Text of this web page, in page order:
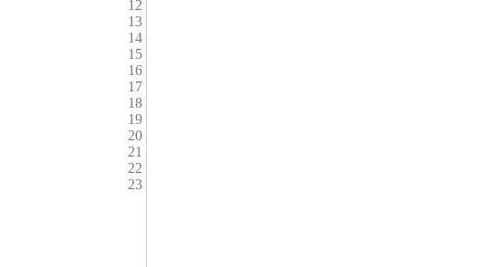
12
13
14
15
16
17
18
19
20
21
22
23